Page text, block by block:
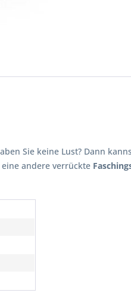
Sie keine Lust? Dann
eine andere verrückte